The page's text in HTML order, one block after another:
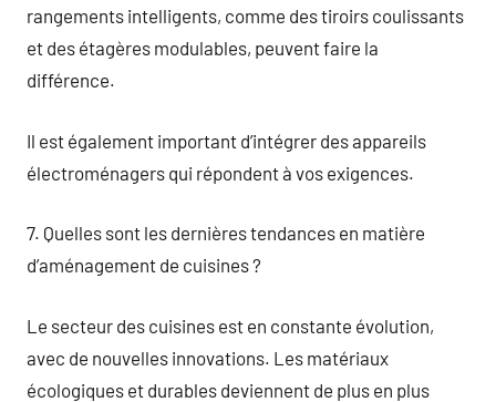
rangements intelligents, comme des tiroirs coulissants
et des étagères modulables, peuvent faire la
différence.
Il est également important d’intégrer des appareils
électroménagers qui répondent à vos exigences.
7. Quelles sont les dernières tendances en matière
d’aménagement de cuisines ?
Le secteur des cuisines est en constante évolution,
avec de nouvelles innovations. Les matériaux
écologiques et durables deviennent de plus en plus